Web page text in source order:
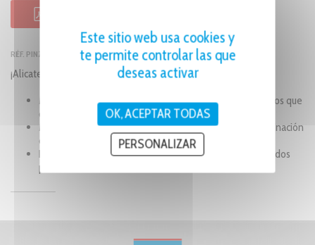
RÉF. PINZA MIG - PM25
¡Alicate multifuncional y único!
Martillo de escoria lateral para eliminar escoria y residuos que
quedan de la soldadura.
Martillo plano con borde raspador para una rápida eliminación
de salpicaduras.
Filo de corte, borde de corte y borde raspador endurecidos
por inducción.
Este sitio web usa cookies y
te permite controlar las que
deseas activar
OK, ACEPTAR TODAS
PERSONALIZAR